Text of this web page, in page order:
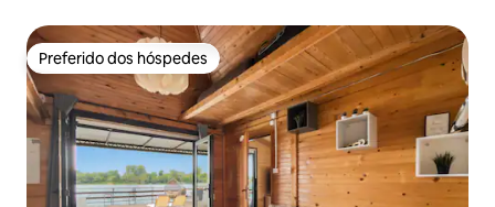
Preferido dos hóspedes
Preferido dos hóspedes